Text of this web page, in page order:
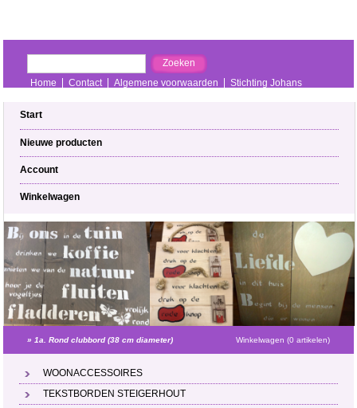
Home Contact Algemene voorwaarden
Stichting Johans
Start
Nieuwe producten
Account
Winkelwagen
»1a. Rond clubbord (38 cm diameter) Winkelwagen (0 artikelen)
WOONACCESSOIRES
TEKSTBORDEN STEIGERHOUT